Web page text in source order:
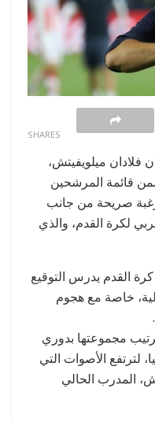
SHARES
فلادان ميلويفيتش،
قائمة المرشحين
صريحة من جانب
لكرة القدم، والذي
القدم يدرس التوقيع
خاصة مع هجوم
مجموعتها بدوري
لترتفع الأصوات التي
المدرب الحالي